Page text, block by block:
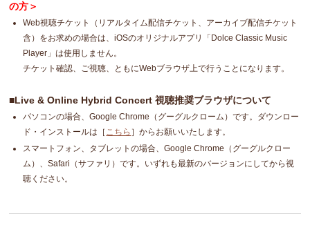
の方＞
Web視聴チケット（リアルタイム配信チケット、アーカイブ配信チケット
含）をお求めの場合は、iOSのオリジナルアプリ「Dolce Classic Music
Player」は使用しません。
チケット確認、ご視聴、ともにWebブラウザ上で行うことになります。
■Live & Online Hybrid Concert 視聴推奨ブラウザについて
パソコンの場合、Google Chrome（グーグルクローム）です。ダウンロー
ド・インストールは［ こちら ］からお願いいたします。
スマートフォン、タブレットの場合、Google Chrome（グーグルクロー
ム）、Safari（サファリ）です。いずれも最新のバージョンにしてから視
聴ください。